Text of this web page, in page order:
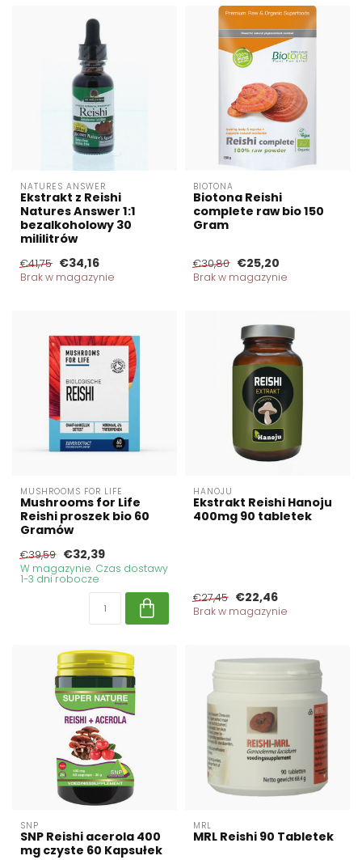
NATURES ANSWER
Ekstrakt z Reishi
Natures Answer 1:1
bezalkoholowy 30
mililitrów
€41,75 €34,16
Brak w magazynie
BIOTONA
Biotona Reishi
complete raw bio 150
Gram
€30,80 €25,20
Brak w magazynie
MUSHROOMS FOR LIFE
Mushrooms for Life
Reishi proszek bio 60
Gramów
€39,59 €32,39
W magazynie. Czas dostawy
1-3 dni robocze
HANOJU
Ekstrakt Reishi Hanoju
400mg 90 tabletek
€27,45 €22,46
Brak w magazynie
SNP
SNP Reishi acerola 400
mg czyste 60 Kapsułek
MRL
MRL Reishi 90 Tabletek